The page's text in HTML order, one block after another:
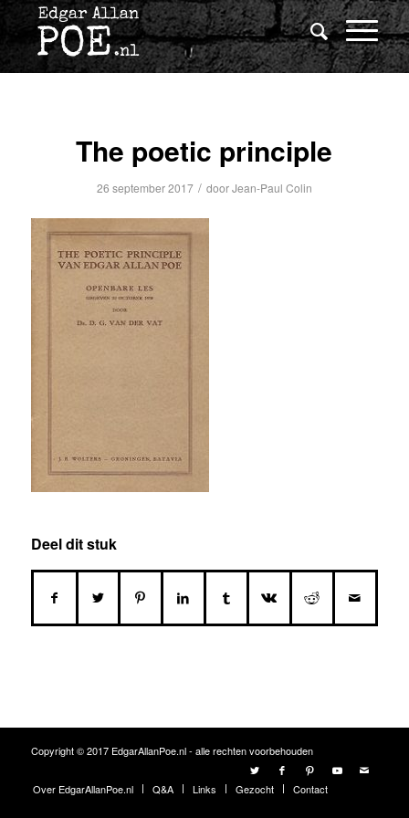
The poetic principle
26 september 2017 / doorJean-Paul Colin
Deel dit stuk
Copyright © 2017 EdgarAllanPoe.nl - alle rechten voorbehouden
Over EdgarAllanPoe.nl Q&A Links Gezocht Contact